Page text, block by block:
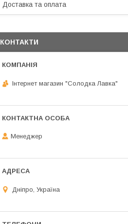
Доставка та оплата
КОНТАКТИ
Інтернет магазин "Солодка Лавка"
Менеджер
Дніпро, Україна